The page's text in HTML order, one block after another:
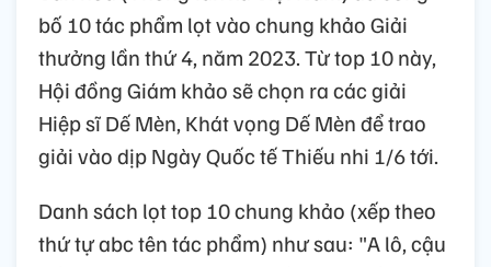
bố 10 tác phẩm lọt vào chung khảo Giải
thưởng lần thứ 4, năm 2023. Từ top 10 này,
Hội đồng Giám khảo sẽ chọn ra các giải
Hiệp sĩ Dế Mèn, Khát vọng Dế Mèn để trao
giải vào dịp Ngày Quốc tế Thiếu nhi 1/6 tới.
Danh sách lọt top 10 chung khảo (xếp theo
thứ tự abc tên tác phẩm) như sau: "A lô, cậu